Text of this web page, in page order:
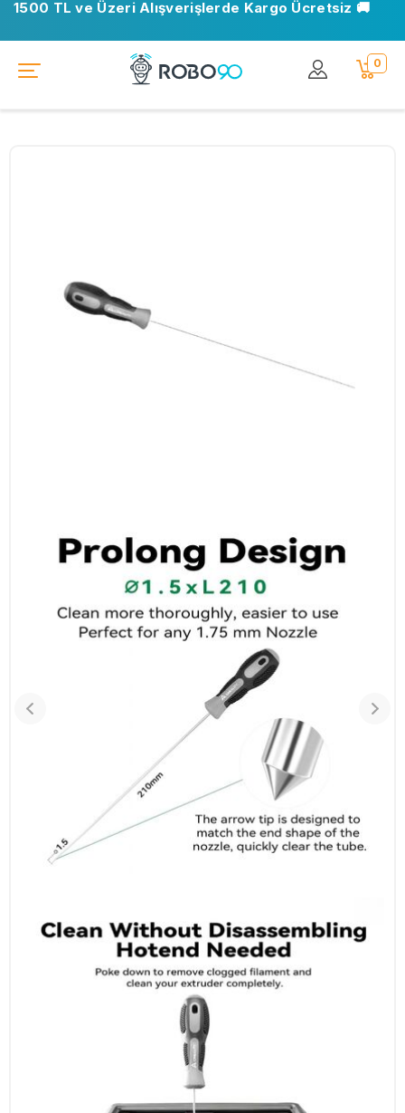
1500 TL ve Üzeri Alışverişlerde Kargo Ücretsiz 🚚
0